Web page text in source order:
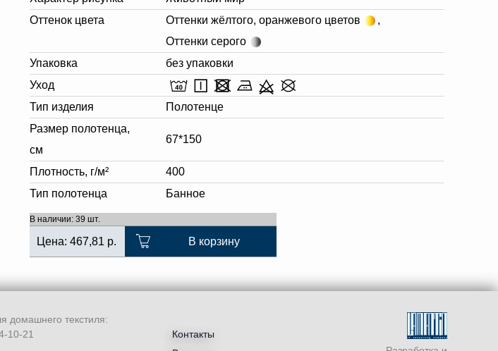
Оттенок цвета
Оттенки жёлтого, оранжевого цветов
,
Оттенки серого
Упаковка
без упаковки
Уход
Тип изделия
Полотенце
Размер полотенца,
см
67*150
Плотность, г/м²
400
Тип полотенца
Банное
В наличии: 39 шт.
Цена: 467,81 р. В корзину
домашнего текстиля:
10-21
Контакты